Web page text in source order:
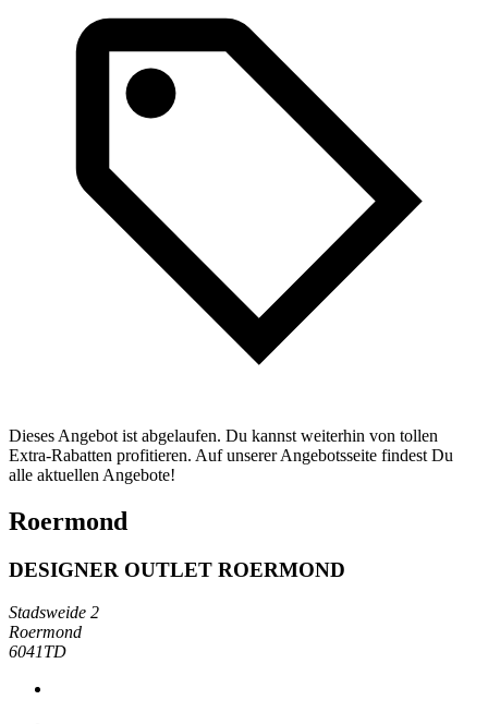
Dieses Angebot ist abgelaufen. Du kannst weiterhin von tollen
Extra-Rabatten profitieren. Auf unserer Angebotsseite findest Du
alle aktuellen Angebote!
Roermond
DESIGNER OUTLET ROERMOND
Stadsweide 2
Roermond
6041TD